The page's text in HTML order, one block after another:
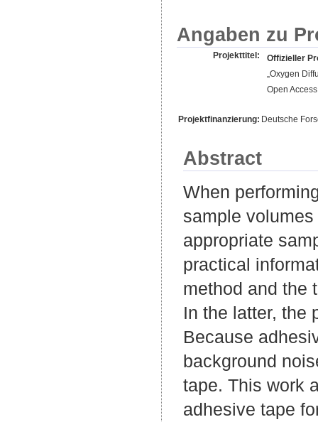
Angaben zu
Projekttitel:
Offizieller
„Oxygen
Open
Projektfinanzierung: Deutsche
Abstract
When
sample
appropriate
practical
method and the
In the latter, the
Because
background
tape. This work
adhesive tape